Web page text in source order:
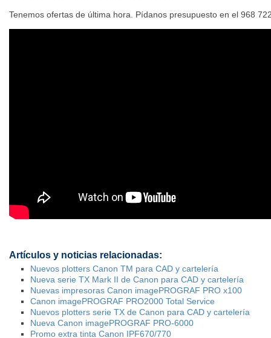
Tenemos ofertas de última hora. Pídanos presupuesto en el 968
Artículos y noticias relacionadas:
Nuevos plotters Canon TM para CAD y cartelería
Nueva serie TX Mark II de Canon para CAD y cartelería
Nuevas impresoras Canon imagePROGRAF PRO x100
Canon imagePROGRAF PRO2000 Total Service
Nuevos plotters serie TX de Canon para CAD y cartelería
Nueva Canon imagePROGRAF PRO-6000
Promo extra tinta Canon IPF670/770